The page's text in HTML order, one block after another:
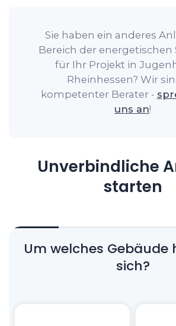
Sie haben ein anderes
Bereich der energetischen
für Ihr Projekt in
Rheinhessen? Wir
kompetenter Berater -
uns an!
Unverbindliche
starten